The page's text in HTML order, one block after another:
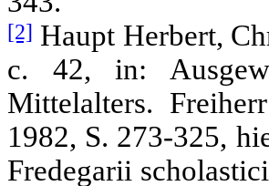
[2] Haupt Herbert,
c. 42, in:
Mittelalters.
1982, S. 273-325,
Fredegarii